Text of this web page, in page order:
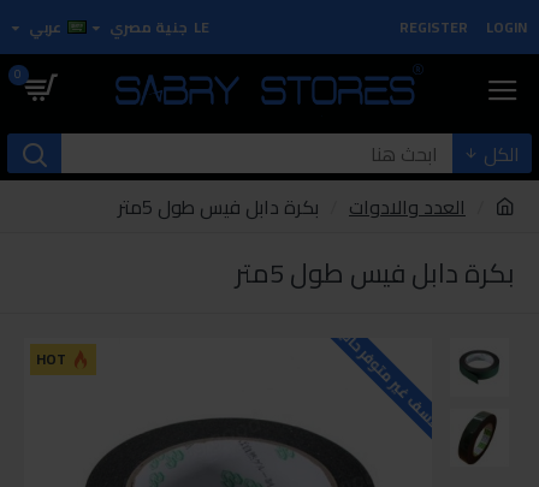
LOGIN
REGISTER
LE جنية مصري عربي
0
الكل
العدد والادوات
بكرة دابل فيس طول 5متر
بكرة دابل فيس طول 5متر
HOT للاسف غير متوفر حاليا